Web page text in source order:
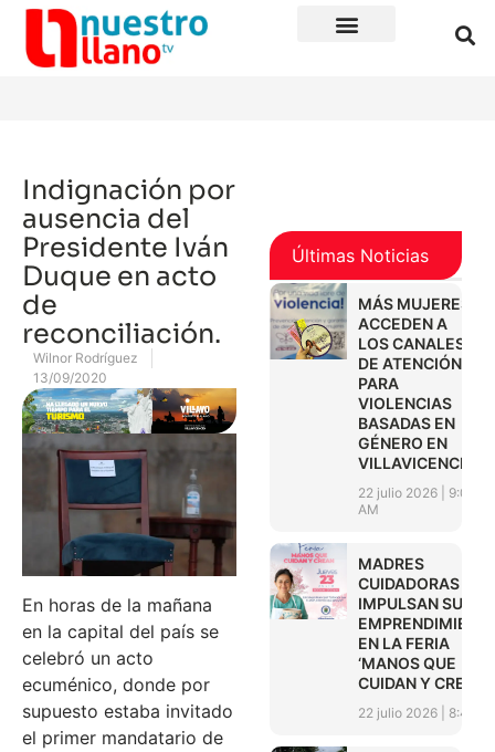
Indignación por
ausencia del
Presidente Iván
Duque en acto
de
reconciliación.
Wilnor Rodríguez
13/09/2020
En horas de la mañana
en la capital del país se
celebró un acto
ecuménico, donde por
supuesto estaba invitado
el primer mandatario de
Últimas Noticias
MÁS MUJERES
ACCEDEN A
LOS CANALES
DE ATENCIÓN
PARA
VIOLENCIAS
BASADAS EN
GÉNERO EN
VILLAVICENCIO
22 julio 2026
9:01
AM
MADRES
CUIDADORAS
IMPULSAN SUS
EN LA FERIA
‘MANOS QUE
CUIDAN Y CREAN’
22 julio 2026 8:45